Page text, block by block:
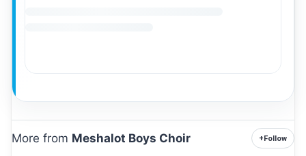
More from Meshalot Boys Choir +Follow